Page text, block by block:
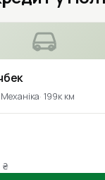
Механіка 199к км
₴